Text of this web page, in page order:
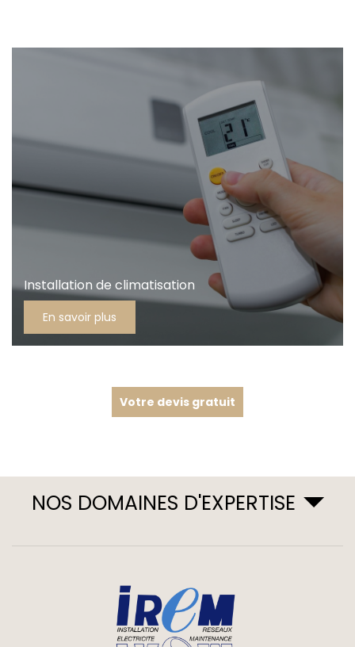
Installation de climatisation
En savoir plus
Votre devis gratuit
NOS DOMAINES D'EXPERTISE